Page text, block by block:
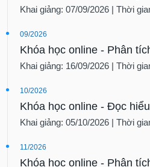
Khai giảng: 07/09/2026 | Thời
09/2026
Khóa học online - Phân
Khai giảng: 16/09/2026 | Thời
10/2026
Khóa học online - Đọc
Khai giảng: 05/10/2026 | Thời
11/2026
Khóa học online - Phân